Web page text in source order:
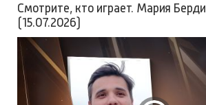
Смотрите, кто играет. Мария
(15.07.2026)